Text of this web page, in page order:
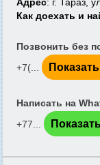
Как доехать и
Позвонить без
+7(...
Написать на
+77...